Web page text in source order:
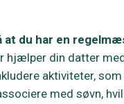
at du har en
hjælper din datter
aktiviteter,
med søvn,